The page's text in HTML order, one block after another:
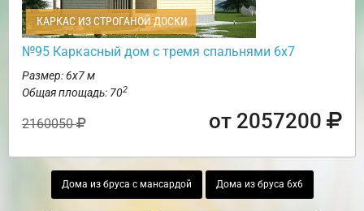
КАРКАС ИЗ СТРОГАНОЙ ДОСКИ
№95 Каркасный дом с тремя спальнями 6х7
Размер: 6х7 м
Общая площадь: 702
2160050 от 2057200
Дома из бруса с мансардой Дома из бруса 6х6